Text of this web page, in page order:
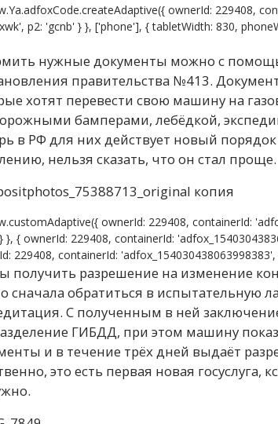
ownerId: 229408,
p2: 'gcnb' } }, ['phone'], { tabletWidth: 830,
нужные документы можно с
правительства №413.
хотят перевести свою машину на
бамперами, лебёдкой,
в РФ для них действует новый
нельзя сказать, что он стал проще.
ownerId: 229408, containerId:
}, { ownerId: 229408, containerId:
229408, containerId:
получить разрешение на изменение
сначала обратиться в испытательную
С полученным в ней
ГИБДД, при этом машину
и в течение трёх дней выдаёт
это есть первая новая госуслуга,